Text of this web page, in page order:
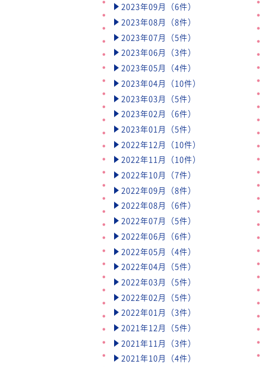
2023年09月（6件）
2023年08月（8件）
2023年07月（5件）
2023年06月（3件）
2023年05月（4件）
2023年04月（10件）
2023年03月（5件）
2023年02月（6件）
2023年01月（5件）
2022年12月（10件）
2022年11月（10件）
2022年10月（7件）
2022年09月（8件）
2022年08月（6件）
2022年07月（5件）
2022年06月（6件）
2022年05月（4件）
2022年04月（5件）
2022年03月（5件）
2022年02月（5件）
2022年01月（3件）
2021年12月（5件）
2021年11月（3件）
2021年10月（4件）